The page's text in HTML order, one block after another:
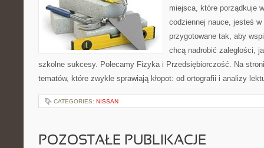
miejsca, które porządkuje
codziennej nauce, jesteś
przygotowane tak, aby
chcą nadrobić zaległości,
szkolne sukcesy. Polecamy Fizyka i Przedsiębiorczość. Na
tematów, które zwykle sprawiają kłopot: od ortografii i analizy
CATEGORIES: NISSAN
POZOSTAŁE PUBLIKACJE